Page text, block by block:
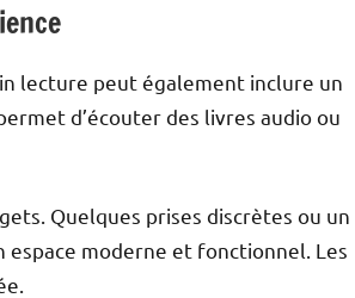
lecture peut également inclure un
d’écouter des livres audio ou
Quelques prises discrètes ou un
moderne et fonctionnel. Les